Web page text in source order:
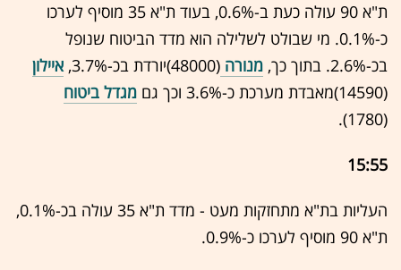
ת"א 90 עולה כעת ב-0.6%, בעוד ת"א 35 מוסיף לערכו
כ-0.1%. מי שבולט לשלילה הוא מדד הביטוח שנופל
בכ-2.6%. בתוך כך,
מנורה (48000)יורדת בכ-3.7%,
איילון
(14590)מאבדת מערכת כ-3.6% וכך גם
מגדל ביטוח
(1780).
15:55
העליות בת"א מתחזקות מעט - מדד ת"א 35 עולה בכ-0.1%,
ת"א 90 מוסיף לערכו כ-0.9%.